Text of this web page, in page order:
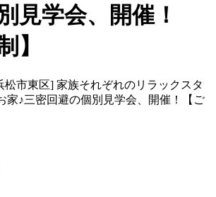
見学会、開催！
】